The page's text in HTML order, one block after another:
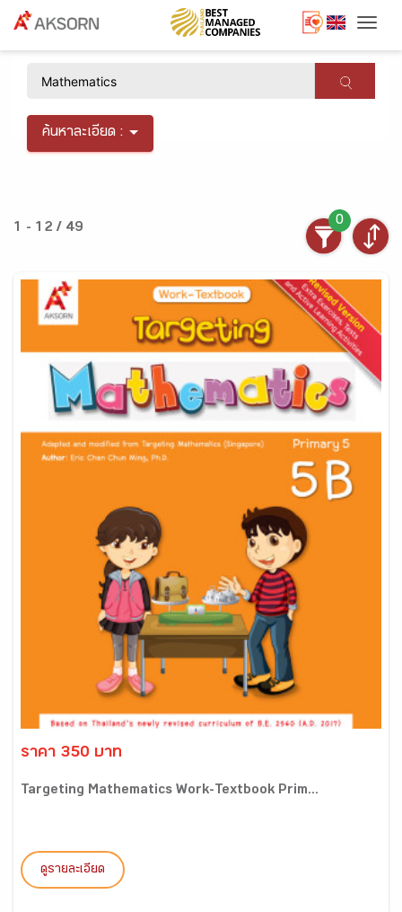
ค้นหาละเอียด :
1 - 12 / 49
0
ราคา 350 บาท
Targeting Mathematics Work-Textbook Prim...
ดูรายละเอียด